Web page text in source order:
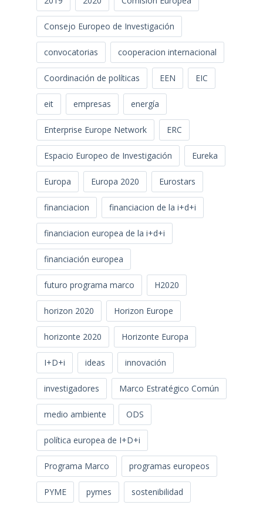
Consejo Europeo de Investigación
convocatorias cooperacion internacional
Coordinación de políticas EEN EIC
eit empresas energía
Enterprise Europe Network ERC
Espacio Europeo de Investigación Eureka
Europa Europa 2020 Eurostars
financiacion financiacion de la i+d+i
financiacion europea de la i+d+i
financiación europea
futuro programa marco H2020
horizon 2020 Horizon Europe
horizonte 2020 Horizonte Europa
I+D+i ideas innovación
investigadores Marco Estratégico Común
medio ambiente ODS
política europea de I+D+i
Programa Marco programas europeos
PYME pymes sostenibilidad